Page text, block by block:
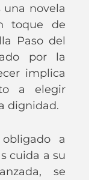
una novela
toque de
Paso del
por la
implica
a elegir
dignidad.
a
cuida a su
se